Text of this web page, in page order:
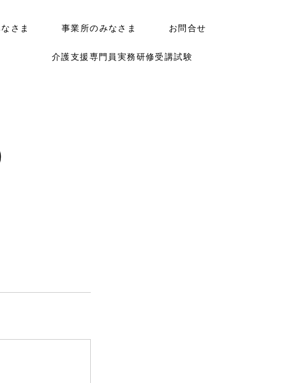
さま 事業所のみなさま お問合せ
介護支援専門員実務研修受講試験